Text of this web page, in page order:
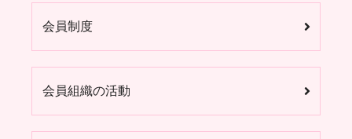
会員制度
会員組織の活動